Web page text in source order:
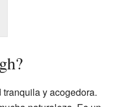
y acogedora.